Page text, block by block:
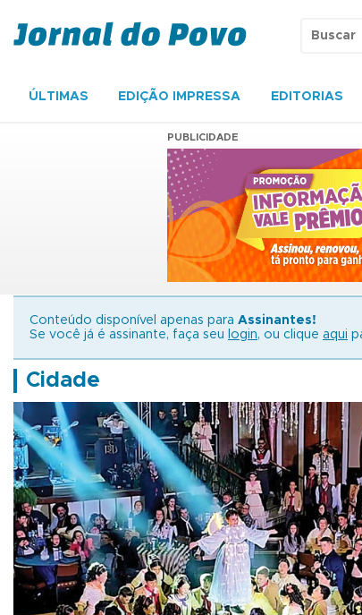
ÚLTIMAS EDIÇÃO IMPRESSA EDITORIAS
PUBLICIDADE
Conteúdo disponível apenas para Assinantes!
Se você já é assinante, faça seu
login, ou clique aqui
Cidade